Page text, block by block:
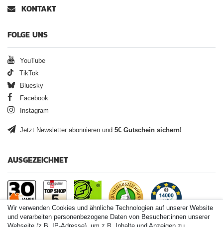
KONTAKT
FOLGE UNS
YouTube
TikTok
Bluesky
Facebook
Instagram
Jetzt Newsletter abonnieren und 5€ Gutschein sichern!
AUSGEZEICHNET
Wir verwenden Cookies und ähnliche Technologien auf unserer Website
und verarbeiten personenbezogene Daten von Besucher:innen unserer